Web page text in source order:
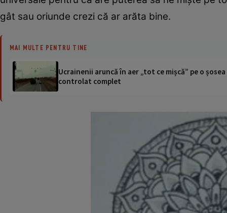
gât sau oriunde crezi că ar arăta bine.
MAI MULTE PENTRU TINE
Ucrainenii aruncă în aer „tot ce mișcă” pe o
controlat complet